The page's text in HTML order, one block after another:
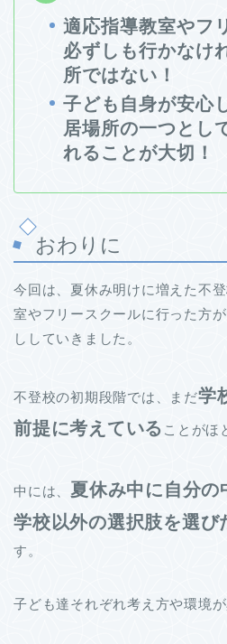
適応指導教室やフ
必ずしも行かなけ
所ではない！
子ども自身が安心
居場所の一つとし
れることが大切！
おわりに
今回は、夏休み明けに増えた不
室やフリースクールに行った方
ししていきました。
不登校の初期段階では、まだ学
前提に考えている ことがほ
中には、 夏休み中に自分の
学校以外の選択肢を選び
す。
子ども達それぞれ考え方や環境が